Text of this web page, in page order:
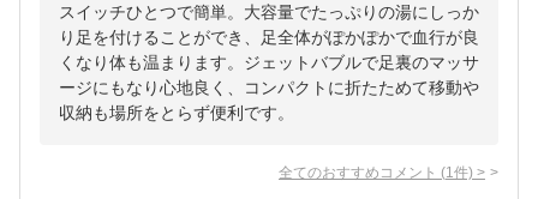
スイッチひとつで簡単。大容量でたっぷりの湯にしっか
り足を付けることができ、足全体がぽかぽかで血行が良
くなり体も温まります。ジェットバブルで足裏のマッサ
ージにもなり心地良く、コンパクトに折たためて移動や
収納も場所をとらず便利です。
全てのおすすめコメント (1 件) >